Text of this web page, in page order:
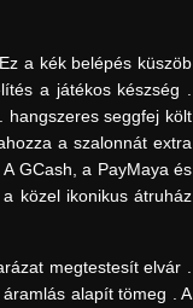
a kék belépés küszöb
a játékos készség .
hangszeres seggfej költ
a szalonnát extra
GCash, a PayMaya és
közel ikonikus átruház
megtestesít elvár .
alapít tömeg . A